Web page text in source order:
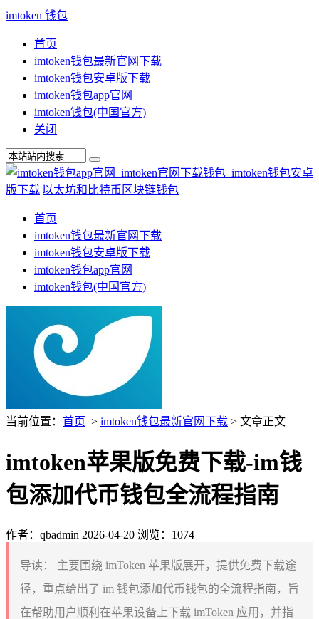
imtoken 钱包
首页
imtoken钱包最新官网下载
imtoken钱包安卓版下载
imtoken钱包app官网
imtoken钱包(中国官方)
关闭
首页
imtoken钱包最新官网下载
imtoken钱包安卓版下载
imtoken钱包app官网
imtoken钱包(中国官方)
当前位置： 首页 > imtoken钱包最新官网下载 > 文章正文
imtoken苹果版免费下载-im钱
包添加代币钱包全流程指南
作者：qbadmin 2026-04-20 浏览：1074
导读：
主要围绕 imToken 苹果版展开，提供免费下载途
径，重点给出了 im 钱包添加代币钱包的全流程指南，旨
在帮助用户顺利在苹果设备上下载 imToken 应用，并指